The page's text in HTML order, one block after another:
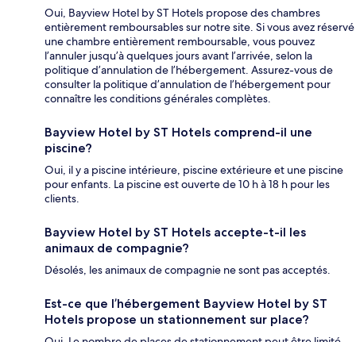
Oui, Bayview Hotel by ST Hotels propose des chambres
entièrement remboursables sur notre site. Si vous avez réservé
une chambre entièrement remboursable, vous pouvez
l’annuler jusqu’à quelques jours avant l’arrivée, selon la
politique d’annulation de l’hébergement. Assurez-vous de
consulter la politique d’annulation de l’hébergement pour
connaître les conditions générales complètes.
Bayview Hotel by ST Hotels comprend-il une
piscine?
Oui, il y a piscine intérieure, piscine extérieure et une piscine
pour enfants. La piscine est ouverte de 10 h à 18 h pour les
clients.
Bayview Hotel by ST Hotels accepte-t-il les
animaux de compagnie?
Désolés, les animaux de compagnie ne sont pas acceptés.
Est-ce que l’hébergement Bayview Hotel by ST
Hotels propose un stationnement sur place?